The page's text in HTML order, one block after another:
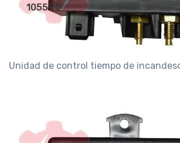
105590
Unidad de control tiempo de